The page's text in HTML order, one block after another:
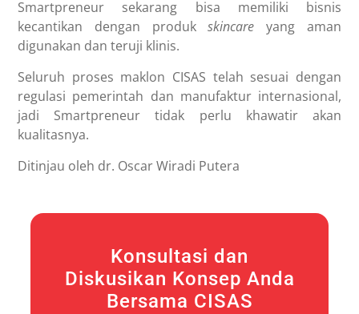
Smartpreneur sekarang bisa memiliki bisnis
kecantikan dengan produkskincare yang aman
digunakan dan teruji klinis.
Seluruh proses maklon CISAS telah sesuai dengan
regulasi pemerintah dan manufaktur internasional,
jadi Smartpreneur tidak perlu khawatir akan
kualitasnya.
Ditinjau oleh dr. Oscar Wiradi Putera
Konsultasi dan
Diskusikan Konsep Anda
Bersama CISAS